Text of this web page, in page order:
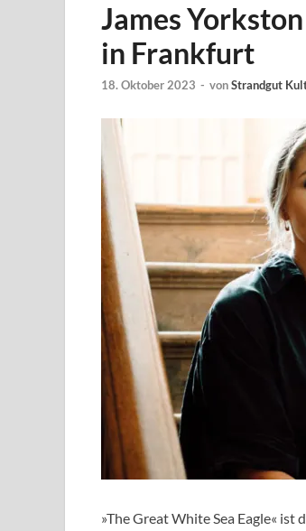
James
in Frankfurt
18. Oktober 2023 - vonStrandgut
»The Great White Sea Eagle«